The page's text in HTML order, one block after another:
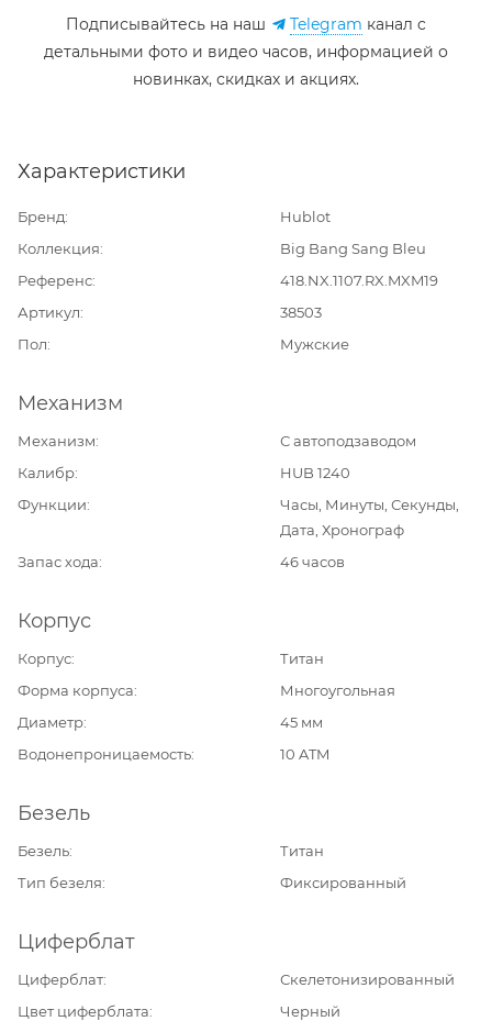
Подписывайтесь на наш Telegram канал c
детальными фото и видео часов, информацией о
новинках, скидках и акциях.
Характеристики
Бренд
Hublot
Коллекция
Big Bang Sang Bleu
Референс
418.NX.1107.RX.MXM19
Артикул
38503
Пол
Мужские
Механизм
Механизм
С автоподзаводом
Калибр
HUB 1240
Функции
Часы, Минуты, Секунды,
Дата, Хронограф
Запас хода
46 часов
Корпус
Корпус
Титан
Форма корпуса
Многоугольная
Диаметр
45 мм
Водонепроницаемость
10 ATM
Безель
Безель
Титан
Тип безеля
Фиксированный
Циферблат
Циферблат
Скелетонизированный
Цвет циферблата
Черный